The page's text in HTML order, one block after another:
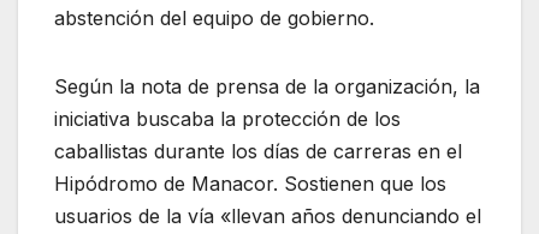
abstención del equipo de gobierno.
Según la nota de prensa de la organización, la
iniciativa buscaba la protección de los
caballistas durante los días de carreras en el
Hipódromo de Manacor. Sostienen que los
usuarios de la vía «llevan años denunciando el